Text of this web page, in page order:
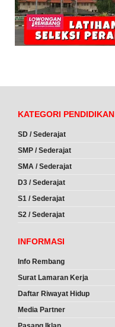
KATEGORI PENDIDIKAN
SD / Sederajat
SMP / Sederajat
SMA / Sederajat
D3 / Sederajat
S1 / Sederajat
S2 / Sederajat
INFORMASI
Info Rembang
Surat Lamaran Kerja
Daftar Riwayat Hidup
Media Partner